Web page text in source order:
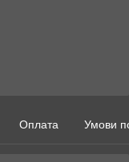
Оплата Умови